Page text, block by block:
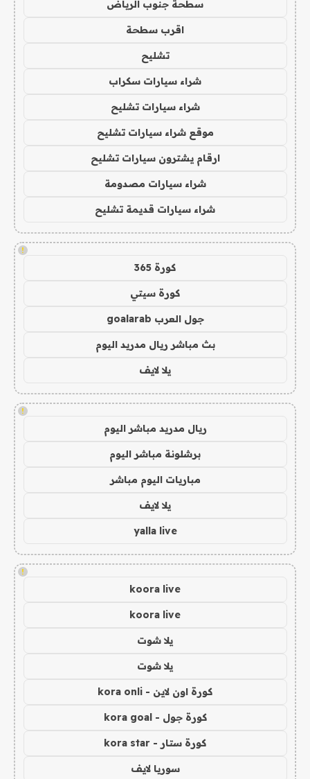
سطحة جنوب الرياض
اقرب سطحة
تشليح
شراء سيارات سكراب
شراء سيارات تشليح
موقع شراء سيارات تشليح
ارقام يشترون سيارات تشليح
شراء سيارات مصدومة
شراء سيارات قديمة تشليح
!
كورة 365
كورة سيتي
جول العرب goalarab
بث مباشر ريال مدريد اليوم
يلا لايف
!
ريال مدريد مباشر اليوم
برشلونة مباشر اليوم
مباريات اليوم مباشر
يلا لايف
yalla live
!
koora live
koora live
يلا شوت
يلا شوت
كورة اون لاين - kora onli
كورة جول - kora goal
كورة ستار - kora star
سوريا لايف